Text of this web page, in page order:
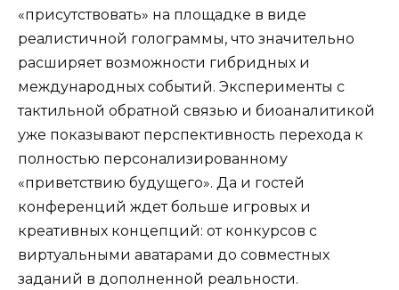
«присутствовать» на площадке в виде
реалистичной голограммы, что значительно
расширяет возможности гибридных и
международных событий. Эксперименты с
тактильной обратной связью и биоаналитикой
уже показывают перспективность перехода к
полностью персонализированному
«приветствию будущего». Да и гостей
конференций ждет больше игровых и
креативных концепций: от конкурсов с
виртуальными аватарами до совместных
заданий в дополненной реальности.